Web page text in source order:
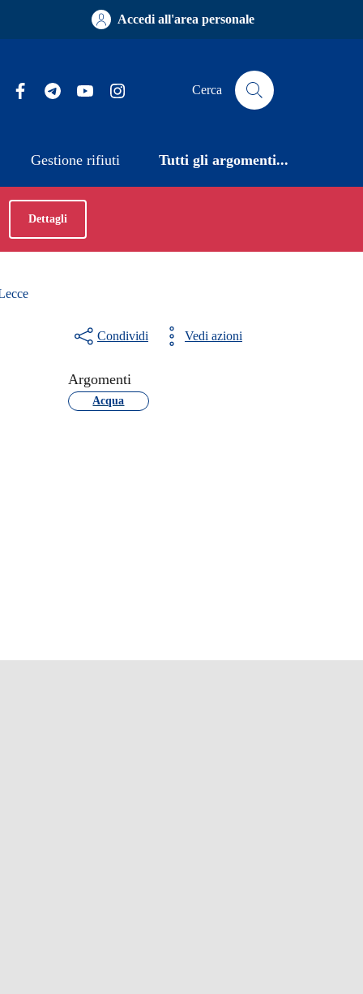
Accedi all'area personale
FacebookTelegramYouTube Cerca
Gestione rifiuti Tutti gli argomenti...
Dettagli
Condividi Vedi azioni
Argomenti
Acqua